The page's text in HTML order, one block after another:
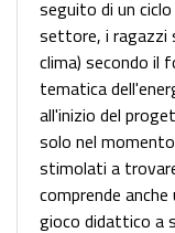
seguito di un
settore, i ragazzi
clima) secondo il
tematica
all'inizio del
solo nel
stimolati a
comprende
gioco didattico a